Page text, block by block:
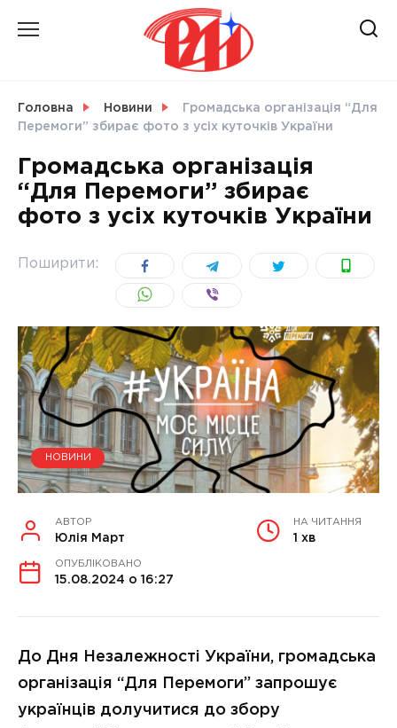
Головна Новини
Громадська організація “Для
Перемоги” збирає фото з усіх куточків України
Громадська організація
“Для Перемоги” збирає
фото з усіх куточків України
Поширити:
НОВИНИ
АВТОР
Юлія Март
НА ЧИТАННЯ
1 хв
ОПУБЛІКОВАНО
15.08.2024 о 16:27
До Дня Незалежності України, громадська
організація “Для Перемоги” запрошує
українців долучитися до збору